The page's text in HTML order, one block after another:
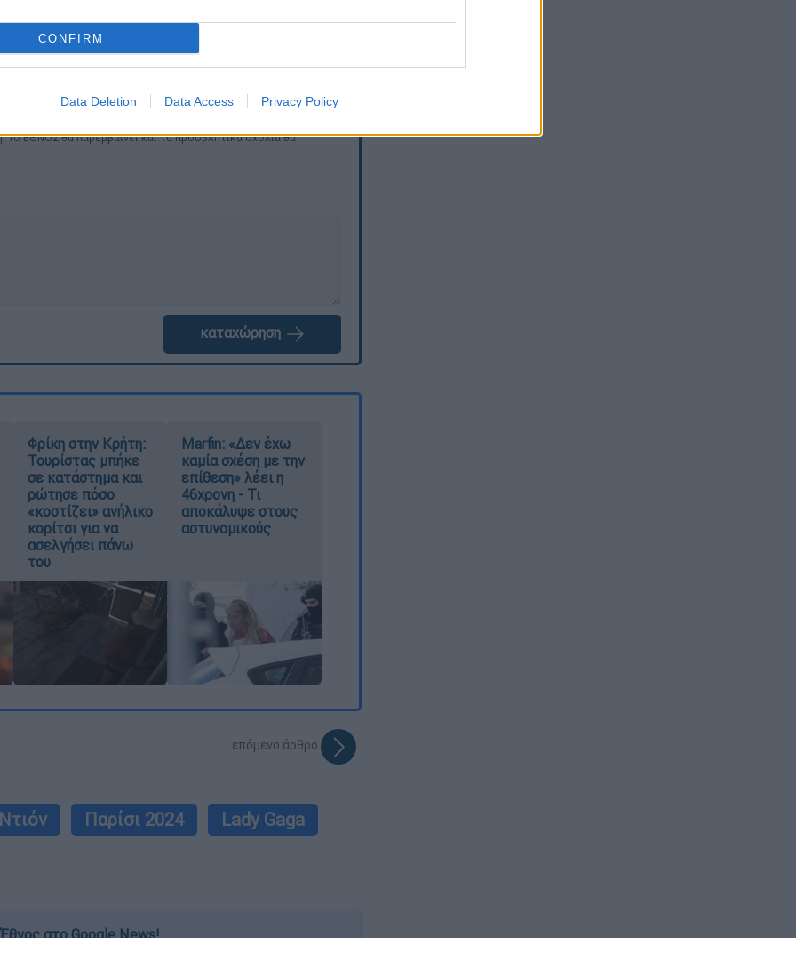
CONFIRM
Data Deletion Data Access Privacy Policy
βλέπει κανείς τη ζωή «μέσα από
ΕΘΝΟΣ θα παρεμβαίνει και τα προσβλητικά σχόλια θα
καταχώρηση
Φρίκη στην Κρήτη:
Τουρίστας μπήκε
σε κατάστημα και
ρώτησε πόσο
«κοστίζει» ανήλικο
κορίτσι για να
ασελγήσει πάνω
του
Marfin: «Δεν έχω
καμία σχέση με την
επίθεση» λέει η
46χρονη - Τι
αποκάλυψε στους
αστυνομικούς
επόμενο άρθρο
Παρίσι 2024
Lady Gaga
στο Google News!